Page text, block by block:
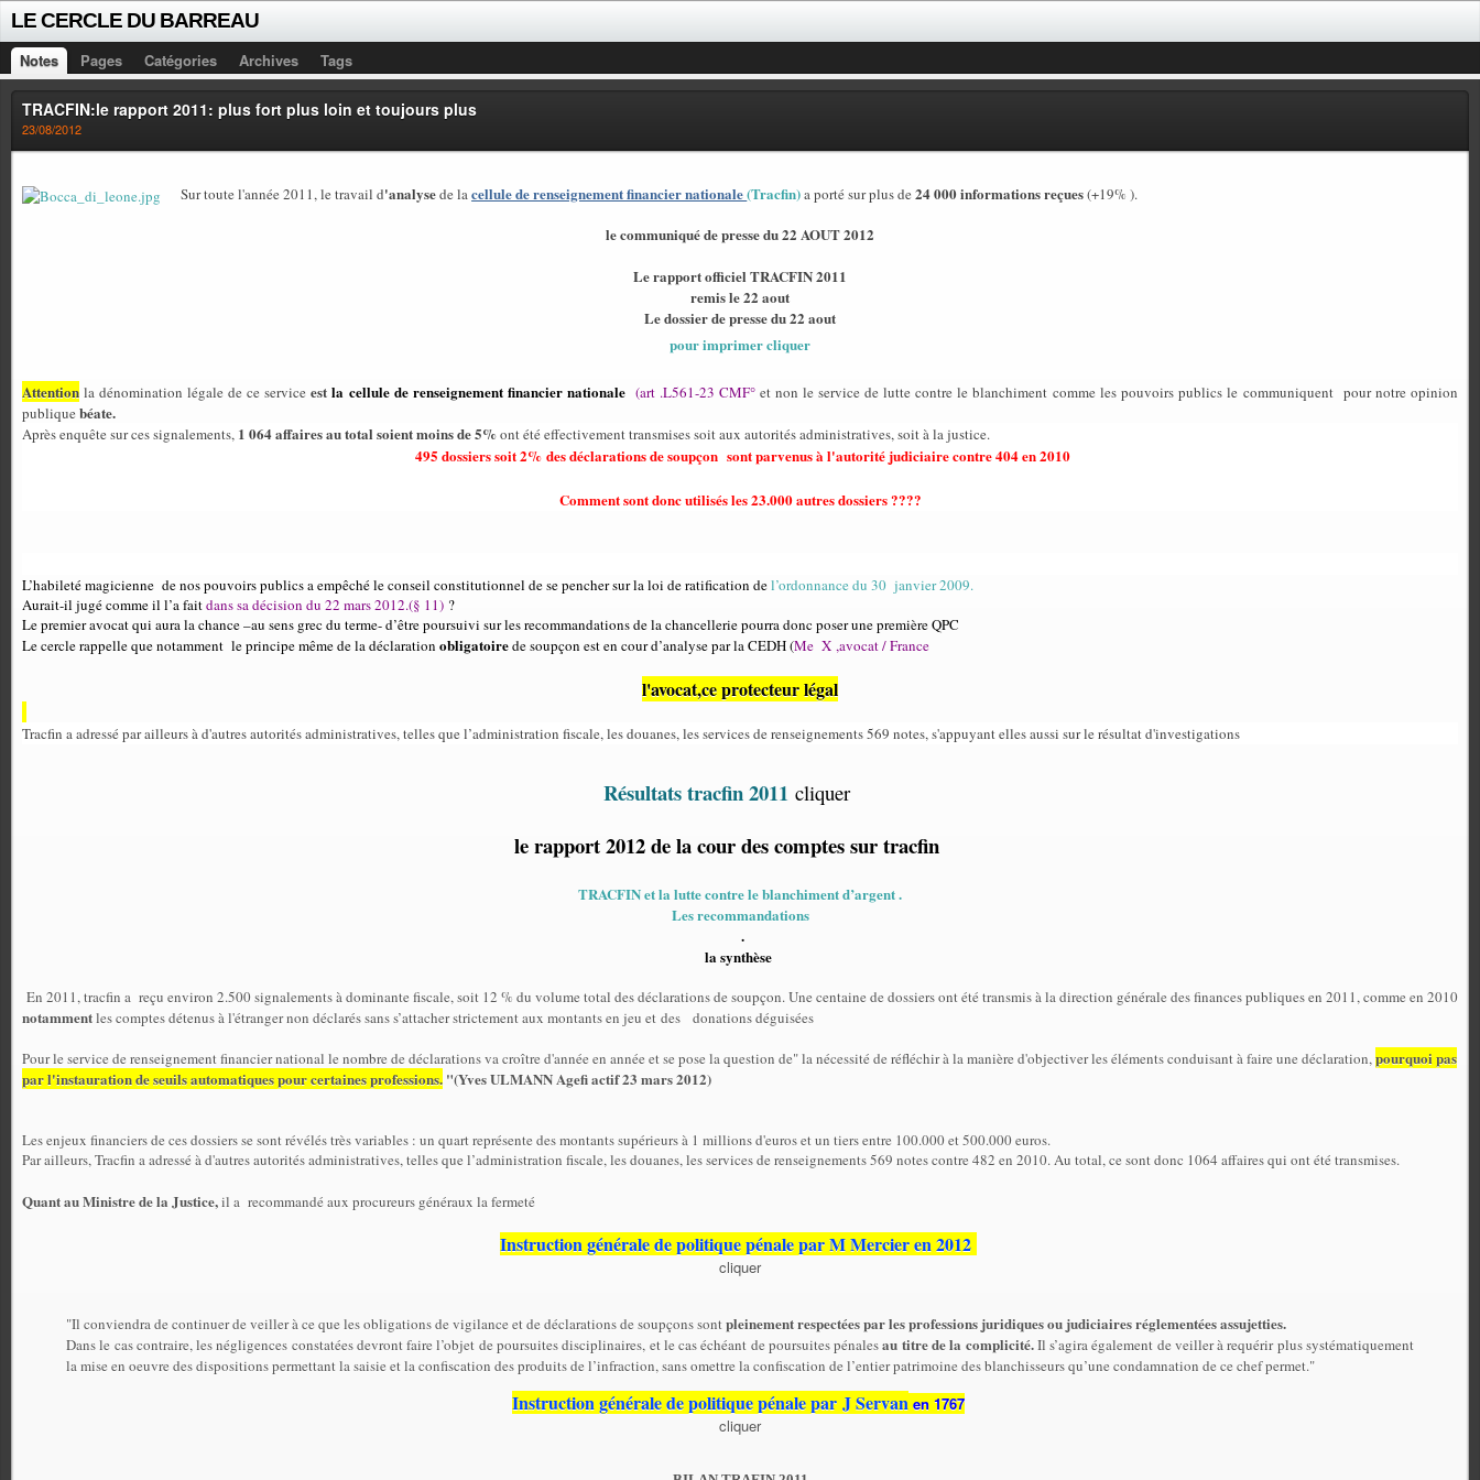
LE CERCLE DU BARREAU
Notes Pages Catégories Archives Tags
TRACFIN:le rapport 2011: plus fort plus loin et toujours plus
23/08/2012
Sur toute l'année 2011, le travail d'analysede lacellule de renseignement financier nationale(Tracfin)a porté sur plus de24 000 informations reçues(+19% ).
le communiqué de presse du 22 AOUT 2012
Le rapport officiel TRACFIN 2011
remis le 22 aout
Le dossier de presse du 22 aout
pour imprimer cliquer
Attention la dénomination légale de ce serviceestla cellule de renseignement financier nationale (art .L561-23 CMF°et non le service de lutte contre le blanchiment comme les pouvoirs publics le communiquent pour notre opinion
publique béate.
Après enquête sur ces signalements, 1 064 affaires au total soient moins de 5%ont été effectivement transmises soit aux autorités administratives, soit à la justice.
495 dossiers soit 2% des déclarations de soupçon sontparvenus àl'autorité judiciairecontre 404 en 2010
Comment sont donc utilisés les 23.000 autres dossiers ????
L’habileté magicienne de nos pouvoirs publics a empêché le conseil constitutionnel de se pencher sur la loi de ratification del’ordonnance du 30 janvier 2009.
Aurait-il jugé comme il l’a faitdans sa décision du 22 mars 2012.(§ 11) ?
Le premier avocat qui aura la chance –au sens grec du terme- d’être poursuivi sur les recommandations de la chancellerie pourra donc poser une première QPC
Le cercle rappelle que notamment le principe même de la déclaration obligatoirede soupçon est en cour d’analyse par la CEDH (Me X ,avocat / France
l'avocat,ce protecteur légal
Tracfin a adressé par ailleurs à d'autres autorités administratives, telles que l’administration fiscale, les douanes, les services de renseignements 569 notes, s'appuyant elles aussi sur le résultat d'investigations
Résultats tracfin 2011 cliquer
le rapport 2012 de la cour des comptes sur tracfin
TRACFIN et la lutte contre le blanchiment d’argent .
Les recommandations
.
la synthèse
En 2011, tracfin a reçu environ 2.500 signalements à dominante fiscale, soit 12 % du volume total des déclarations de soupçon. Une centaine de dossiers ont été transmis à la direction générale des finances publiques en 2011, comme en 2010
notammentles comptes détenus à l'étranger non déclarés sans s’attacher strictement aux montants en jeu et des donations déguisées
Pour le service de renseignement financier national le nombre de déclarations va croître d'année en année et se pose la question de" la nécessité de réfléchir à la manière d'objectiver les éléments conduisant à faire une déclaration,pourquoi pas
par l'instauration de seuils automatiques pour certaines professions. "(Yves ULMANN Agefi actif 23 mars 2012)
Les enjeux financiers de ces dossiers se sont révélés très variables : un quart représente des montants supérieurs à 1 millions d'euros et un tiers entre 100.000 et 500.000 euros.
Par ailleurs, Tracfin a adressé à d'autres autorités administratives, telles que l’administration fiscale, les douanes, les services de renseignements 569 notes contre 482 en 2010. Au total, ce sont donc 1064 affaires qui ont été transmises.
Quant au Ministre de la Justice,il a recommandé aux procureurs généraux la fermeté
Instruction générale de politique pénale par M Mercier en 2012
cliquer
"Il conviendra de continuer de veiller à ce que les obligations de vigilance et de déclarations de soupçons sontpleinement respectées par les professions juridiques ou judiciaires réglementées assujetties.
Dans le cas contraire, les négligences constatées devront faire l’objet de poursuites disciplinaires, et le cas échéant de poursuites pénalesau titre de la complicité.Il s’agira également de veiller à requérir plus systématiquement
la mise en oeuvre des dispositions permettant la saisie et la confiscation des produits de l’infraction, sans omettre la confiscation de l’entier patrimoine des blanchisseurs qu’une condamnation de ce chef permet."
Instruction générale de politique pénale par J Servan en 1767
cliquer